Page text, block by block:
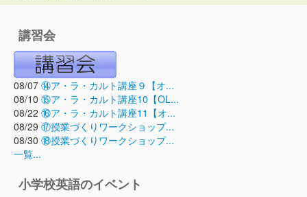
講習会
08/07 ⑭ア・ラ・カルト講座９【オ...
08/10 ⑮ア・ラ・カルト講座10【OL...
08/22 ⑯ア・ラ・カルト講座11【オ...
08/29 ⑰授業づくりワークショップ...
08/30 ⑱授業づくりワークショップ...
一覧...
小学校英語のイベント